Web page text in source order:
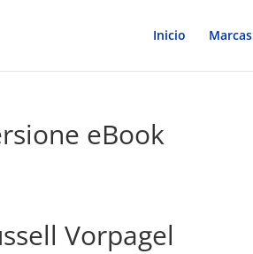
Inicio Marcas
eBook
Vorpagel